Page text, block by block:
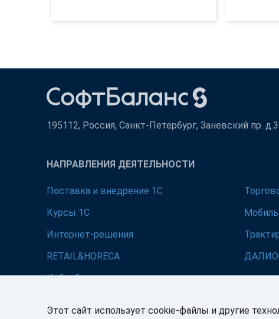
195112, Россия, Санкт-Петербург, Заневский пр.
НАПРАВЛЕНИЯ ДЕЯТЕЛЬНОСТИ
Поставка и внедрение 1С
Курсы 1С
Интернет-решения
RETAIL&HORECA
Кибербезопасность
Этот сайт использует cookie-файлы и другие